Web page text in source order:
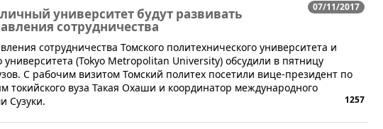
07/11/2017
университет будут развивать
сотрудничества
сотрудничества Томского политехнического университета и
университета (Tokyo Metropolitan University) обсудили в пятницу
С рабочим визитом Томский политех посетили вице-президент по
токийского вуза Такая Охаши и координатор международного
Сузуки.
1257